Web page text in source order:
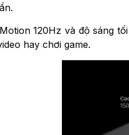
120Hz và độ sáng
hay chơi game.